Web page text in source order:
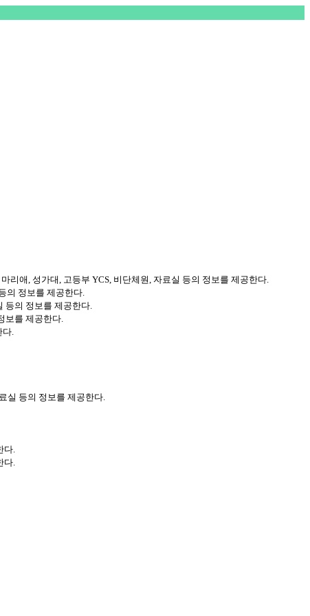
리애, 성가대, 고등부 YCS, 비단체원, 자료실 등의 정보를 제공한다.
의 정보를 제공한다.
등의 정보를 제공한다.
보를 제공한다.
다.
실 등의 정보를 제공한다.
다.
다.